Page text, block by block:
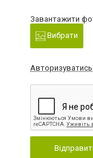
Завантажити
Вибрати
Авторизуватись